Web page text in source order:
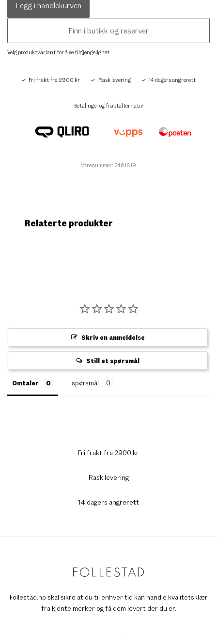
Legg i handlekurven
Finn i butikk og reserver
Velg produktvariant for å se tilgjengelighet
Fri frakt fra 2900 kr Rask levering 14 dagers angrerett
Betalings- og fraktalternativ
Varenummer: 2461819
Relaterte produkter
Skriv en anmeldelse
Still et spørsmål
Omtaler spørsmål
Fri frakt fra 2900 kr
Rask levering
14 dagers angrerett
Follestad.no skal sikre at du til enhver tid kan handle kvalitetsklær
fra kjente merker og få dem levert der du er.